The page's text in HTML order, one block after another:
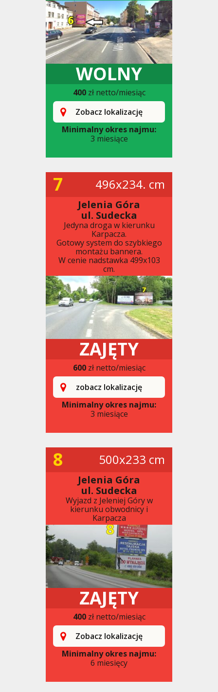
WOLNY
400zł netto/miesiąc
Zobacz lokalizację
Minimalny okres najmu:
3 miesiące
7 496x234. cm
Jelenia Góra
ul. Sudecka
Jedyna droga w kierunku
Karpacza.
Gotowy system do szybkiego
montażu bannera.
W cenie nadstawka 499x103
cm.
ZAJĘTY
600zł netto/miesiąc
zobacz lokalizację
Minimalny okres najmu:
3 miesiące
8 500x233 cm
Jelenia Góra
ul. Sudecka
Wyjazd z Jeleniej Góry w
kierunku obwodnicy i
Karpacza
ZAJĘTY
400zł netto/miesiąc
Zobacz lokalizację
Minimalny okres najmu:
6 miesięcy